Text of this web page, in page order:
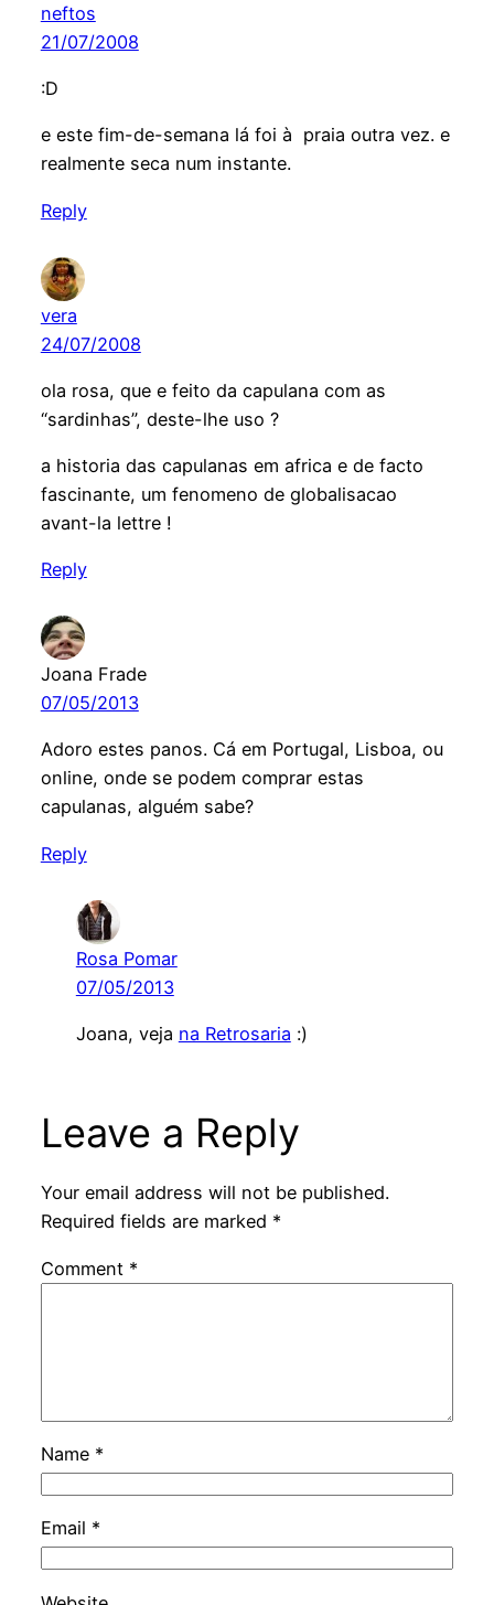
neftos
21/07/2008
:D
e este fim-de-semana lá foi à praia outra vez. e
realmente seca num instante.
Reply
vera
24/07/2008
ola rosa, que e feito da capulana com as
“sardinhas”, deste-lhe uso ?
a historia das capulanas em africa e de facto
fascinante, um fenomeno de globalisacao
avant-la lettre !
Reply
Joana Frade
07/05/2013
Adoro estes panos. Cá em Portugal, Lisboa, ou
online, onde se podem comprar estas
capulanas, alguém sabe?
Reply
Rosa Pomar
07/05/2013
Joana, veja na Retrosaria :)
Leave a Reply
Your email address will not be published.
Required fields are marked *
Comment *
Name *
Email *